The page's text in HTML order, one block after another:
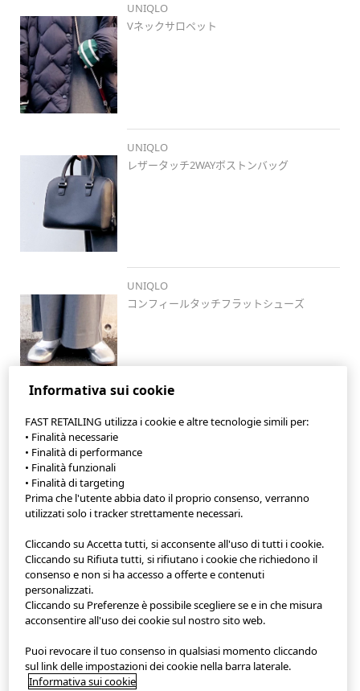
#uniqlo #ユニクロ新作
デ
#サロペット #ウルトラライトダウン
#差し色グリーン
#グリーン
出かけスタイル
#大人カジュアル
ーデ
#ユニクロ郡山日和田フェスタ店
UNIQLO
Vネックサロペット
UNIQLO
レザータッチ2WAYボストンバッグ
UNIQLO
コンフィールタッチフラットシューズ
App StyleHint
Informativa sulla privacy
Mappa del sito
Contatti
Descrizione della società
Informativa sui cookie
FAST RETAILING utilizza i cookie e altre tecnologie simili per:
• Finalità necessarie
• Finalità di performance
• Finalità funzionali
• Finalità di targeting
Prima che l'utente abbia dato il proprio consenso, verranno
utilizzati solo i tracker strettamente necessari.
Cliccando su Accetta tutti, si acconsente all'uso di tutti i cookie.
Cliccando su Rifiuta tutti, si rifiutano i cookie che richiedono il
consenso e non si ha accesso a offerte e contenuti
personalizzati.
Cliccando su Preferenze è possibile scegliere se e in che misura
acconsentire all'uso dei cookie sul nostro sito web.
Puoi revocare il tuo consenso in qualsiasi momento cliccando
sul link delle impostazioni dei cookie nella barra laterale.
Informativa sui cookie